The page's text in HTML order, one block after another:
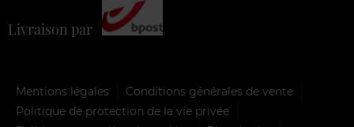
Livraison par
Mentions légales
Conditions générales de vente
Politique de protection de la vie privée